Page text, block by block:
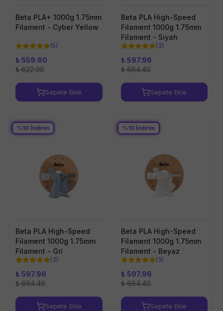
Beta PLA+ 1000g 1.75mm
Filament - Cyber Yellow
(5)
₺ 559.60
₺ 622.90
Sepete Ekle
Beta PLA High-Speed
Filament 1000g 1.75mm
Filament - Siyah
(3)
₺ 597.96
₺ 664.40
Sepete Ekle
Beta PLA High-Speed
Filament 1000g 1.75mm
Filament - Gri
(3)
%10 İndirim
₺ 597.96
₺ 664.40
Sepete Ekle
Beta PLA High-Speed
Filament 1000g 1.75mm
Filament - Beyaz
(3)
%10İndirim
₺ 597.96
₺ 664.40
Sepete Ekle